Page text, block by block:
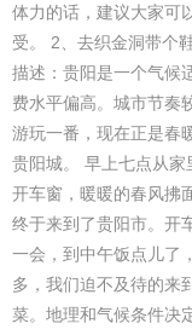
体力的话，建议大家可
受。 2、去织金洞带个
描述：贵阳是一个气候
费水平偏高。城市节奏
游玩一番，现在正是春
贵阳城。 早上七点从
开车窗，暖暖的春风拂
终于来到了贵阳市。开
一会，到中午饭点儿了
多，我们迫不及待的来
菜。地理和气候条件决